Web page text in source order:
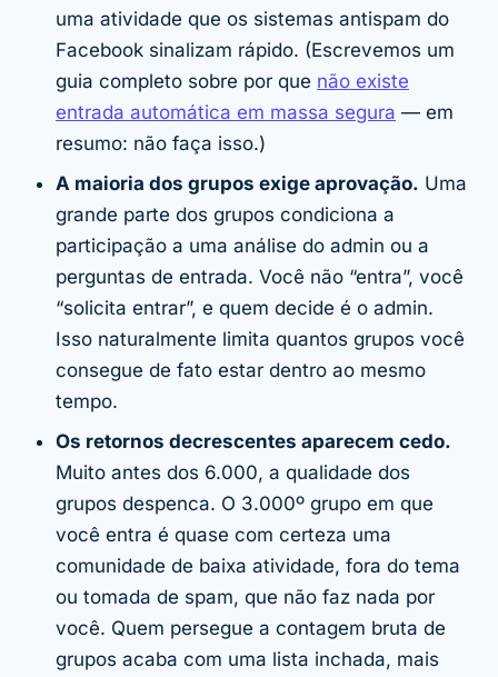
uma atividade que os sistemas antispam do
Facebook sinalizam rápido. (Escrevemos um
guia completo sobre por que não existe
entrada automática em massa segura — em
resumo: não faça isso.)
A maioria dos grupos exige aprovação. Uma
grande parte dos grupos condiciona a
participação a uma análise do admin ou a
perguntas de entrada. Você não “entra”, você
“solicita entrar”, e quem decide é o admin.
Isso naturalmente limita quantos grupos você
consegue de fato estar dentro ao mesmo
tempo.
Os retornos decrescentes aparecem cedo.
Muito antes dos 6.000, a qualidade dos
grupos despenca. O 3.000º grupo em que
você entra é quase com certeza uma
comunidade de baixa atividade, fora do tema
ou tomada de spam, que não faz nada por
você. Quem persegue a contagem bruta de
grupos acaba com uma lista inchada, mais